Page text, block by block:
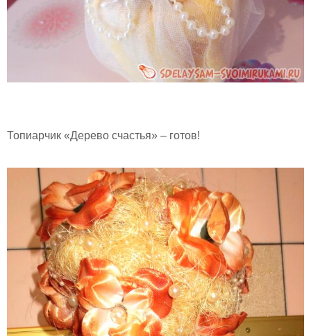
Топиарчик «Дерево счастья» – готов!